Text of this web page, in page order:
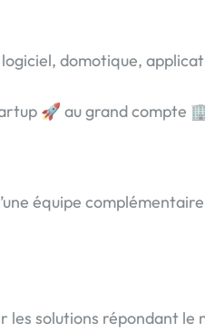
domotique,
🚀 au grand compte
équipe
solutions répondant le